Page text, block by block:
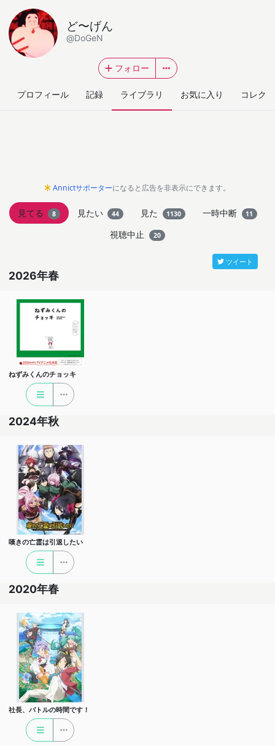
ど〜げん
@DoGeN
フォロー
プロフィール 記録 ライブラリ お気に入り コレク
Annictサポーターになると広告を非表示にできます。
見てる 8 見たい 44 見た 1130 一時中断 11
視聴中止 20
ツイート
2026年春
ねずみくんのチョッキ
2024年秋
嘆きの亡霊は引退したい
2020年春
社長、バトルの時間です！